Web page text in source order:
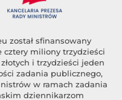
został sfinansowany
cztery miliony trzydzieści
i trzydzieści jeden
zadania publicznego,
w ramach zadania
dziennikarzom